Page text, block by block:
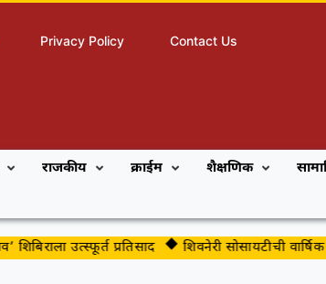
Privacy Policy Contact Us
राजकीय क्राईम शैक्षणिक
उत्स्फूर्त प्रतिसाद शिवनेरी सोसायटीची वार्षिक